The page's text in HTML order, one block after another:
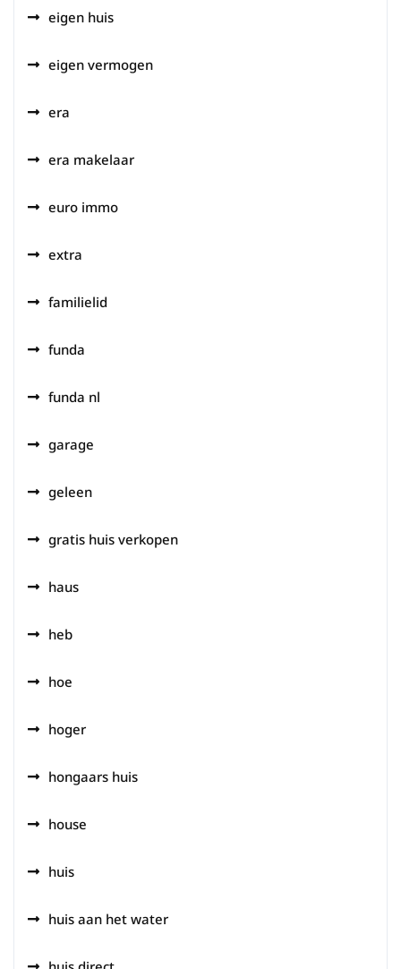
eigen huis
eigen vermogen
era
era makelaar
euro immo
extra
familielid
funda
funda nl
garage
geleen
gratis huis verkopen
haus
heb
hoe
hoger
hongaars huis
house
huis
huis aan het water